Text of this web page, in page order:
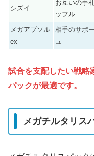
シズイ
お互いの手
ッフル
メガアブソル
ex
相手のサポ
ュ
試合を支配したい戦略
パックが最適です。
メガチルタリス